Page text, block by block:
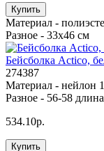
Купить
Материал -
Разное - 33х46 см
Бейсболка Actico,
274387
Материал - нейлон
Разное - 56-58
534.10р.
Купить